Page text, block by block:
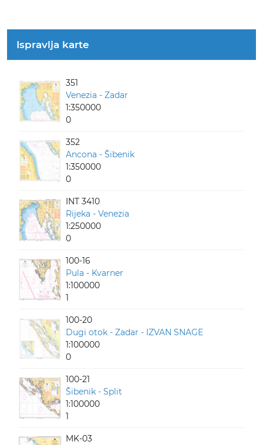
Ispravlja karte
351
Venezia - Zadar
1:350000
0
352
Ancona - Šibenik
1:350000
0
INT 3410
Rijeka - Venezia
1:250000
0
100-16
Pula - Kvarner
1:100000
1
100-20
Dugi otok - Zadar - IZVAN SNAGE
1:100000
0
100-21
Šibenik - Split
1:100000
1
MK-03